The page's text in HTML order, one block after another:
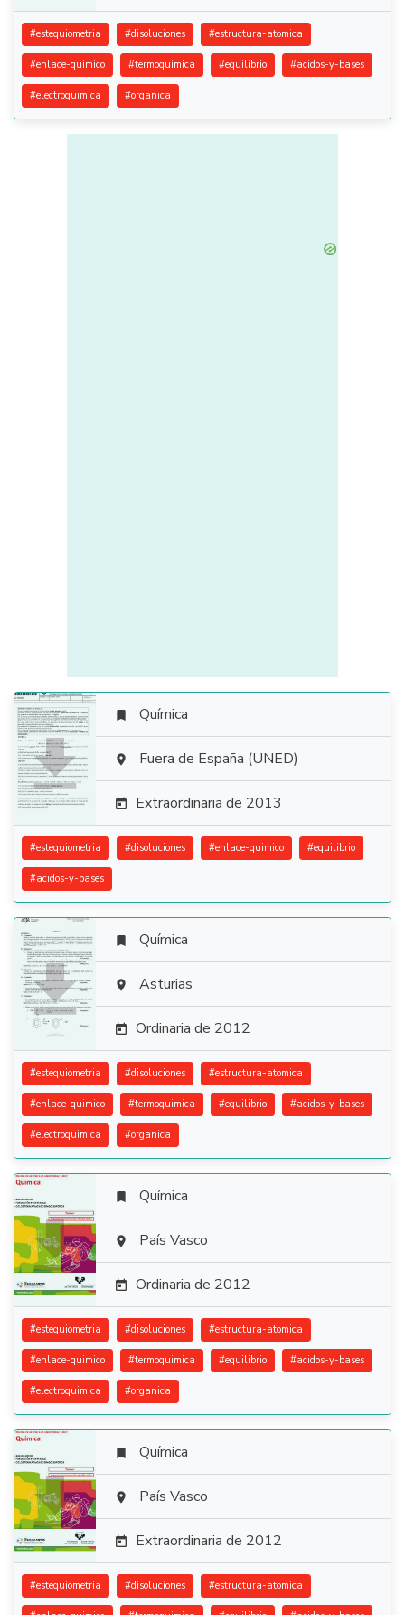
#estequiometria #disoluciones #estructura-atomica
#enlace-quimico #termoquimica #equilibrio #acidos-y-bases
#electroquimica #organica

 Química
 Fuera de España (UNED)
 Extraordinaria de 2013
#estequiometria #disoluciones #enlace-quimico #equilibrio
#acidos-y-bases

 Química
 Asturias
 Ordinaria de 2012
#estequiometria #disoluciones #estructura-atomica
#enlace-quimico #termoquimica #equilibrio #acidos-y-bases
#electroquimica #organica

 Química
 País Vasco
 Ordinaria de 2012
#estequiometria #disoluciones #estructura-atomica
#enlace-quimico #termoquimica #equilibrio #acidos-y-bases
#electroquimica #organica

 Química
 País Vasco
 Extraordinaria de 2012
#estequiometria #disoluciones #estructura-atomica